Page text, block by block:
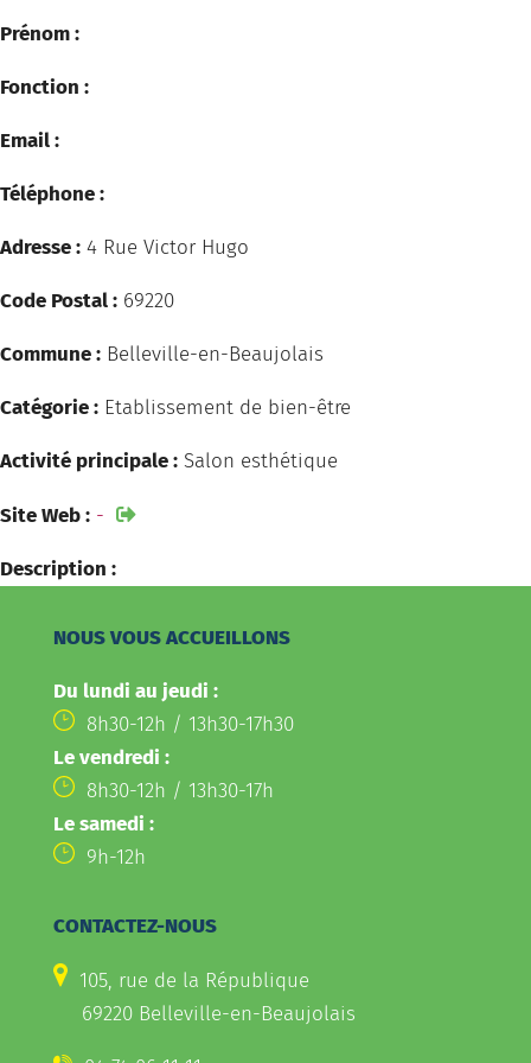
Prénom :
Fonction :
Email :
Téléphone :
Adresse : 4 Rue Victor Hugo
Code Postal : 69220
Commune : Belleville-en-Beaujolais
Catégorie : Etablissement de bien-être
Activité principale : Salon esthétique
Site Web : -
Description :
NOUS VOUS ACCUEILLONS
Du lundi au jeudi :
8h30-12h / 13h30-17h30
Le vendredi :
8h30-12h / 13h30-17h
Le samedi :
9h-12h
CONTACTEZ-NOUS
105, rue de la République
69220 Belleville-en-Beaujolais